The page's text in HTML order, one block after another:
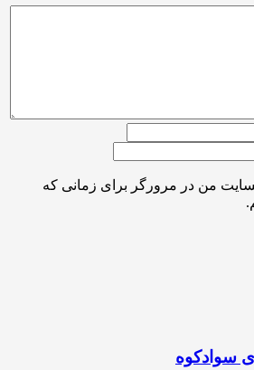
من در مرورگر برای زمانی که
سوادکوه